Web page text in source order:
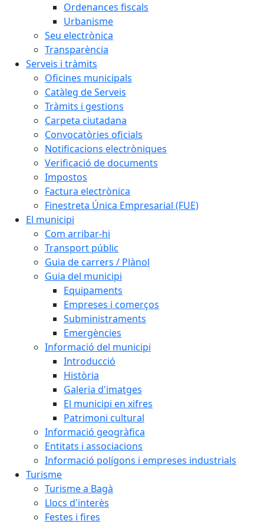
Ordenances fiscals
Urbanisme
Seu electrònica
Transparència
Serveis i tràmits
Oficines municipals
Catàleg de Serveis
Tràmits i gestions
Carpeta ciutadana
Convocatòries oficials
Notificacions electròniques
Verificació de documents
Impostos
Factura electrònica
Finestreta Única Empresarial (FUE)
El municipi
Com arribar-hi
Transport públic
Guia de carrers / Plànol
Guia del municipi
Equipaments
Empreses i comerços
Subministraments
Emergències
Informació del municipi
Introducció
Història
Galeria d'imatges
El municipi en xifres
Patrimoni cultural
Informació geogràfica
Entitats i associacions
Informació polígons i empreses industrials
Turisme
Turisme a Bagà
Llocs d'interès
Festes i fires